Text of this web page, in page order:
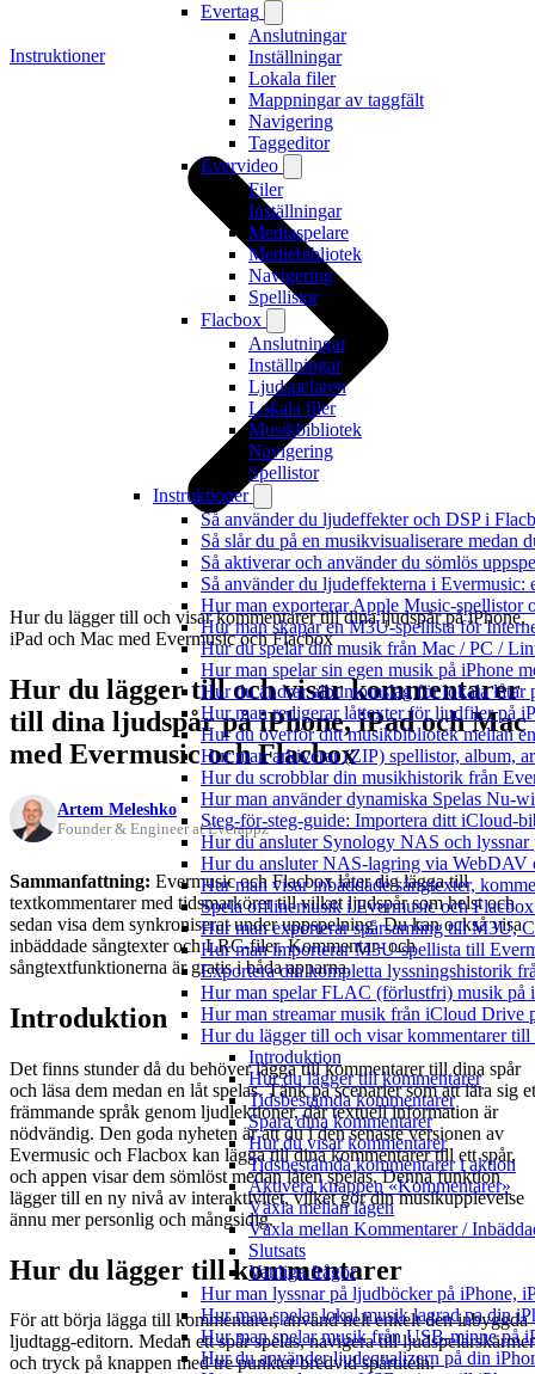
Evertag
Anslutningar
Inställningar
Lokala filer
Mappningar av taggfält
Navigering
Taggeditor
Evervideo
Filer
Inställningar
Mediaspelare
Mediebibliotek
Navigering
Spellistor
Flacbox
Anslutningar
Inställningar
Ljudspelaren
Lokala filer
Musikbibliotek
Navigering
Spellistor
Instruktioner
Så använder du ljudeffekter och DSP i
Så slår du på en musikvisualiserare medan
Så aktiverar och använder du sömlös
Så använder du ljudeffekterna i
Hur man exporterar Apple Music-spellistor
Hur man skapar en M3U-spellista för
Hur du spelar din musik från Mac / PC /
Hur man spelar sin egen musik på iPhone
Hur du ändrar albumomslag för lokala
Hur man redigerar låttexter för ljudfiler på
Hur du överför ditt musikbibliotek mellan
Hur man arkiverar (ZIP) spellistor, album,
Hur du scrobblar din musikhistorik från
Hur man använder dynamiska Spelas Nu-
Steg-för-steg-guide: Importera ditt iCloud-
Hur du ansluter Synology NAS och
Hur du ansluter NAS-lagring via WebDAV
Hur man visar inbäddade sångtexter,
Spela offlinemusik i Evermusic och
Hur man exporterar spårsamling till M3U,
Hur man importerar M3U-spellista till
Exportera din kompletta lyssningshistorik
Hur man spelar FLAC (förlustfri) musik på
Hur man streamar musik från iCloud Drive
Hur du lägger till och visar kommentarer
Introduktion
Hur du lägger till kommentarer
Tidsbestämda kommentarer
Spara dina kommentarer
Hur du visar kommentarer
Tidsbestämda kommentarer i aktion
Aktivera knappen «Kommentarer»
Växla mellan lägen
Växla mellan Kommentarer /
Slutsats
Vanliga frågor
Hur man lyssnar på ljudböcker på iPhone,
Hur man spelar lokal musik lagrad pa din
Hur man spelar musik från USB-minne på
Hur du använder ljudequalizern på din
Instruktioner
Hur du lägger till och visar kommentarer till dina ljudspår på iPhone,
iPad och Mac med Evermusic och Flacbox
Hur du lägger till och visar kommentarer
till dina ljudspår på iPhone, iPad och Mac
med Evermusic och Flacbox
Artem Meleshko
Founder & Engineer at Everappz
Sammanfattning: Evermusic och Flacbox låter dig lägga till
textkommentarer med tidsmarkörer till vilket ljudspår som helst och
sedan visa dem synkroniserat under uppspelning. Du kan också visa
inbäddade sångtexter och LRC-filer. Kommentar- och
sångtextfunktionerna är gratis i båda apparna.
Introduktion
Det finns stunder då du behöver lägga till kommentarer till dina spår
och läsa dem medan en låt spelas. Tänk på scenarier som att lära sig
främmande språk genom ljudlektioner, där textuell information är
nödvändig. Den goda nyheten är att du i den senaste versionen av
Evermusic och Flacbox kan lägga till dina kommentarer till ett spår,
och appen visar dem sömlöst medan låten spelas. Denna funktion
lägger till en ny nivå av interaktivitet, vilket gör din musikupplevelse
ännu mer personlig och mångsidig.
Hur du lägger till kommentarer
För att börja lägga till kommentarer, använd helt enkelt den inbyggda
ljudtagg-editorn. Medan ett spår spelas, navigera till
och tryck på knappen med tre punkter bredvid spårtiteln.